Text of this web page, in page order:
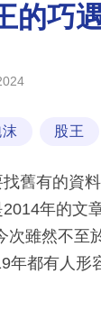
的巧
股王
舊有的資
年的文
次雖然不
年都有人形